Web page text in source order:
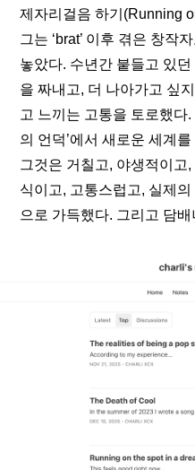
제자리걸음 하기(Running
그는 ‘brat’ 이후 겪은 창작
놓았다. 수년간 붙들고 있
을 짜내고, 더 나아가고 싶
고 느끼는 고통을 토로했다
의 언덕’에서 새로운 세계
그것은 거칠고, 야생적이고
식이고, 고통스럽고, 실제
으로 가득했다. 그리고 담